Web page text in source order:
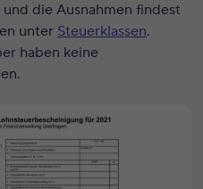
die Ausnahmen findest
unter Steuerklassen.
haben keine